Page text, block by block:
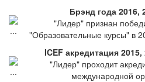
Брэнд года 2016,
"Лидер" признан
"Образовательные курсы" в
ICEF акредитация
"Лидер" проходит
международной